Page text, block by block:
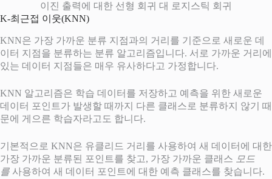
이진 출력에 대한 선형 회귀 대 로지스틱 회귀
K-최근접 이웃(KNN)
KNN은 가장 가까운 분류 지점과의 거리를 기준으로 새로운 데
이터 지점을 분류하는 분류 알고리즘입니다. 서로 가까운 거리에
있는 데이터 지점들은 매우 유사하다고 가정합니다.
KNN 알고리즘은 학습 데이터를 저장하고 예측을 위한 새로운
데이터 포인트가 발생할 때까지 다른 클래스로 분류하지 않기 때
문에 게으른 학습자라고도 합니다.
기본적으로 KNN은 유클리드 거리를 사용하여 새 데이터에 대한
가장 가까운 분류된 포인트를 찾고, 가장 가까운 클래스 모드
를 사용하여 새 데이터 포인트에 대한 예측 클래스를 찾습니다.